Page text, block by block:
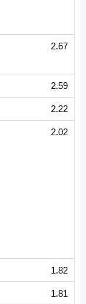
2.67
2.59
2.22
2.02
1.82
1.81